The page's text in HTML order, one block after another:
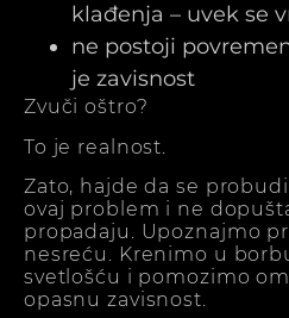
klađenja – uvek se
ne postoji
je zavisnost
Zvuči oštro?
To je realnost.
Zato, hajde da se
ovaj problem i ne
propadaju. Upoznajmo
nesreću. Krenimo u
svetlošću i pomozimo
opasnu zavisnost.